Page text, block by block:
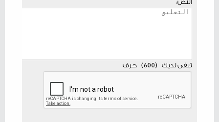
النص:
تبقى لديك (
600
) حرف